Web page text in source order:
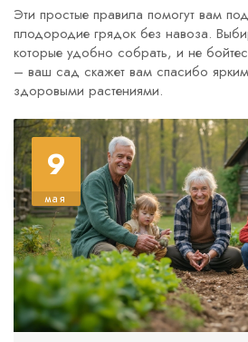
Эти простые правила помогут вам
плодородие грядок без навоза.
которые удобно собрать, и не
– ваш сад скажет вам спасибо
здоровыми растениями.
9
мая